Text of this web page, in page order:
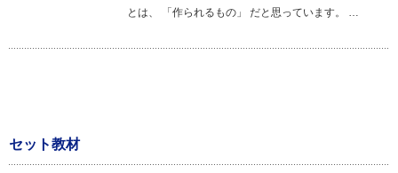
とは、 「作られるもの」 だと思っています。 …
セット教材